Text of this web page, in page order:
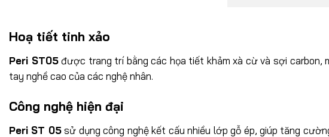
Hoạ tiết tinh xảo
Peri ST05được trang trí bằng các họa tiết khảm xà cừ và sợi carbon,
tay nghề cao của các nghệ nhân.
Công nghệ hiện đại
Peri ST 05sử dụng công nghệ kết cấu nhiều lớp gỗ ép, giúp tăng